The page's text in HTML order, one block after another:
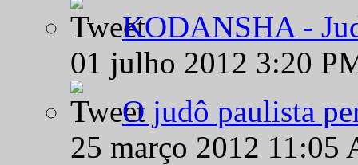
KODANSHA -
01 julho 2012 3:20
O judô paulista
25 março 2012